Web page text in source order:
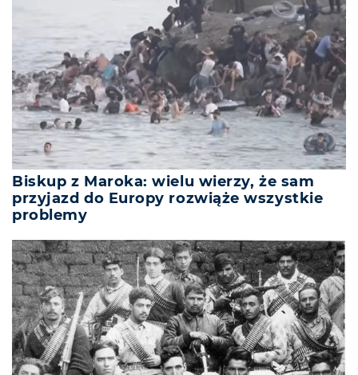
Biskup z Maroka: wielu wierzy, że sam
przyjazd do Europy rozwiąże wszystkie
problemy